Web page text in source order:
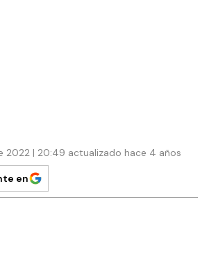
2022 | 20:49 actualizado hace 4 años
en